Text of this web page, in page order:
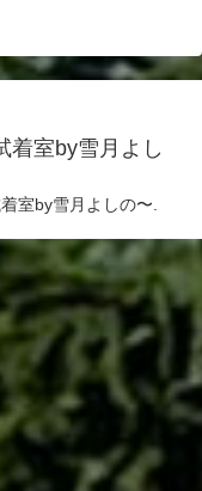
着室by雪月よし
室by雪月よしの〜.